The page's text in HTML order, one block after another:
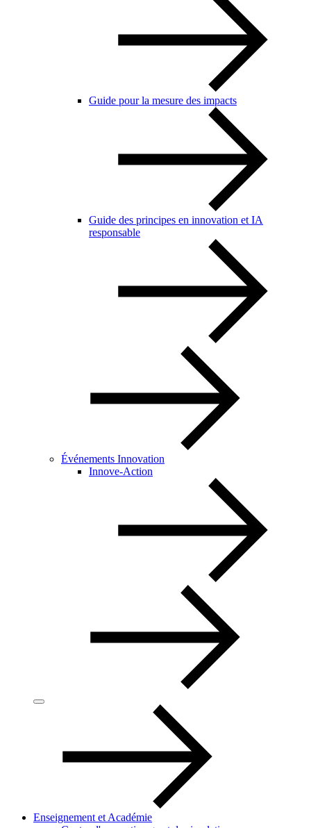
Guide pour la mesure des impacts
Guide des principes en innovation et IA
responsable
Événements Innovation
Innove-Action
Enseignement et Académie